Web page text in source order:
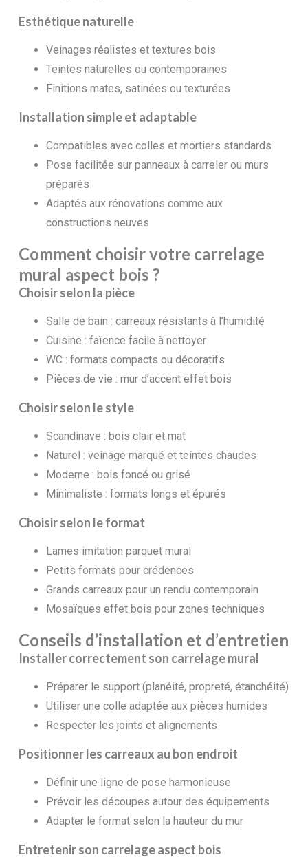
Esthétique naturelle
Veinages réalistes et textures bois
Teintes naturelles ou contemporaines
Finitions mates, satinées ou texturées
Installation simple et adaptable
Compatibles avec colles et mortiers standards
Pose facilitée sur panneaux à carreler ou murs
préparés
Adaptés aux rénovations comme aux
constructions neuves
Comment choisir votre carrelage
mural aspect bois ?
Choisir selon la pièce
Salle de bain : carreaux résistants à l’humidité
Cuisine : faïence facile à nettoyer
WC : formats compacts ou décoratifs
Pièces de vie : mur d’accent effet bois
Choisir selon le style
Scandinave : bois clair et mat
Naturel : veinage marqué et teintes chaudes
Moderne : bois foncé ou grisé
Minimaliste : formats longs et épurés
Choisir selon le format
Lames imitation parquet mural
Petits formats pour crédences
Grands carreaux pour un rendu contemporain
Mosaïques effet bois pour zones techniques
Conseils d’installation et d’entretien
Installer correctement son carrelage mural
Préparer le support (planéité, propreté, étanchéité)
Utiliser une colle adaptée aux pièces humides
Respecter les joints et alignements
Positionner les carreaux au bon endroit
Définir une ligne de pose harmonieuse
Prévoir les découpes autour des équipements
Adapter le format selon la hauteur du mur
Entretenir son carrelage aspect bois